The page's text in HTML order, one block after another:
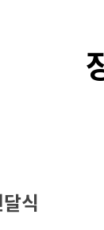
식